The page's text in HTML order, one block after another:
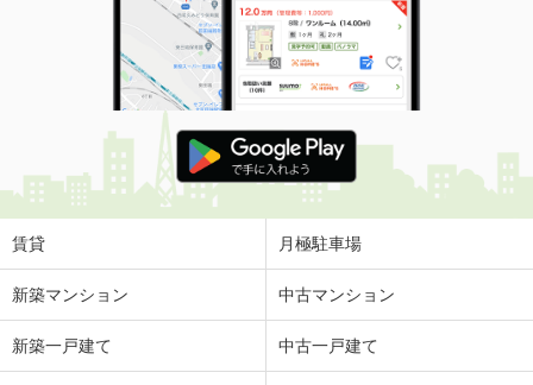
賃貸 月極駐車場
新築マンション 中古マンション
新築一戸建て 中古一戸建て